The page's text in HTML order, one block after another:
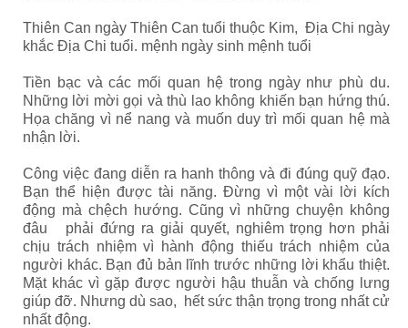
Thiên Can ngày Thiên Can tuổi thuộc Kim, Địa Chi ngày
khắc Địa Chi tuổi. mệnh ngày sinh mệnh tuổi
Tiền bạc và các mối quan hệ trong ngày như phù du.
Những lời mời gọi và thù lao không khiến bạn hứng thú.
Họa chăng vì nể nang và muốn duy trì mối quan hệ mà
nhận lời.
Công việc đang diễn ra hanh thông và đi đúng quỹ đạo.
Bạn thể hiện được tài năng. Đừng vì một vài lời kích
động mà chệch hướng. Cũng vì những chuyện không
đâu phải đứng ra giải quyết, nghiêm trọng hơn phải
chịu trách nhiệm vì hành động thiếu trách nhiệm của
người khác. Bạn đủ bản lĩnh trước những lời khẩu thiệt.
Mặt khác vì gặp được người hậu thuẫn và chống lưng
giúp đỡ. Nhưng dù sao, hết sức thận trọng trong nhất cử
nhất động.